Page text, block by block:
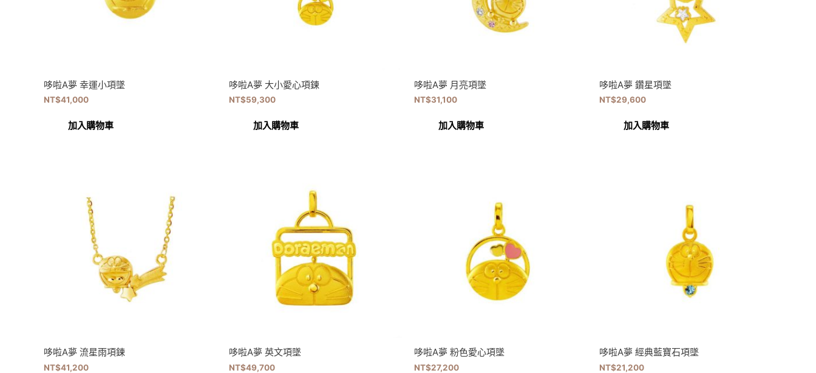
哆啦A夢 幸運小項墜
NT$41,000
加入購物車
哆啦A夢 大小愛心項鍊
NT$59,300
加入購物車
哆啦A夢 月亮項墜
NT$31,100
加入購物車
哆啦A夢 鑽星項墜
NT$29,600
加入購物車
哆啦A夢 流星雨項鍊
NT$41,200
哆啦A夢 英文項墜
NT$49,700
哆啦A夢 粉色愛心項墜
NT$27,200
哆啦A夢 經典藍寶石項墜
NT$21,200